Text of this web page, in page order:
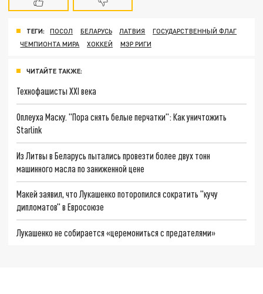
ТЕГИ: ПОСОЛ БЕЛАРУСЬ ЛАТВИЯ
ГОСУДАРСТВЕННЫЙ ФЛАГ
ЧЕМПИОНТА МИРА
ХОККЕЙ МЭР РИГИ
ЧИТАЙТЕ ТАКЖЕ:
Технофашисты XXI века
Оплеуха Маску. "Пора снять белые перчатки": Как уничтожить
Starlink
Из Литвы в Беларусь пытались провезти более двух тонн
машинного масла по заниженной цене
Макей заявил, что Лукашенко поторопился сократить "кучу
дипломатов" в Евросоюзе
Лукашенко не собирается «церемониться с предателями»